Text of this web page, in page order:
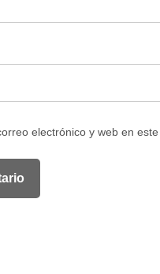
electrónico y web en